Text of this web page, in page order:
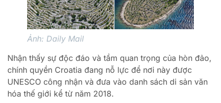
Ảnh: Daily Mail
Nhận thấy sự độc đáo và tầm quan trọng của hòn đảo,
chính quyền Croatia đang nỗ lực để nơi này được
UNESCO công nhận và đưa vào danh sách di sản văn
hóa thế giới kể từ năm 2018.